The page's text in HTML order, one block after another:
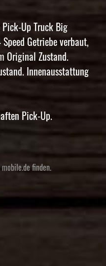
Up Truck Big
Getriebe verbaut,
Original Zustand.
Innenausstattung
Pick-Up.
finden.